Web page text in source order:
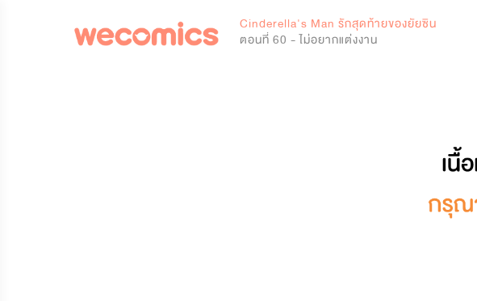
Cinderella's Man รักสุดท้ายของยัยซิน
ตอนที่ 60 - ไม่อยากแต่งงาน